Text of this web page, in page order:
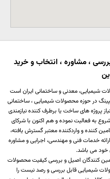
، مشاوره ، انتخاب و خرید
شیمیایی، معدنی و ساختمانی ایران است
در حوزه محصولات شیمیایی ، ساختمانی
پروژه های ساخت یا برطرف کننده نیازمندی
مختلف تولیدی است که از سال 1397 شروع به فعالیت نموده و هم اکنون با شرکای
کننده و واردکننده معتبر گسترش یافته،
خدمات فنی و مهندسی، اجرایی و مشاوره
خود می باشد.
کنندگان اصیل و بررسی کیفیت محصولات
شیمیایی قابل بررسی و رصد نیست را